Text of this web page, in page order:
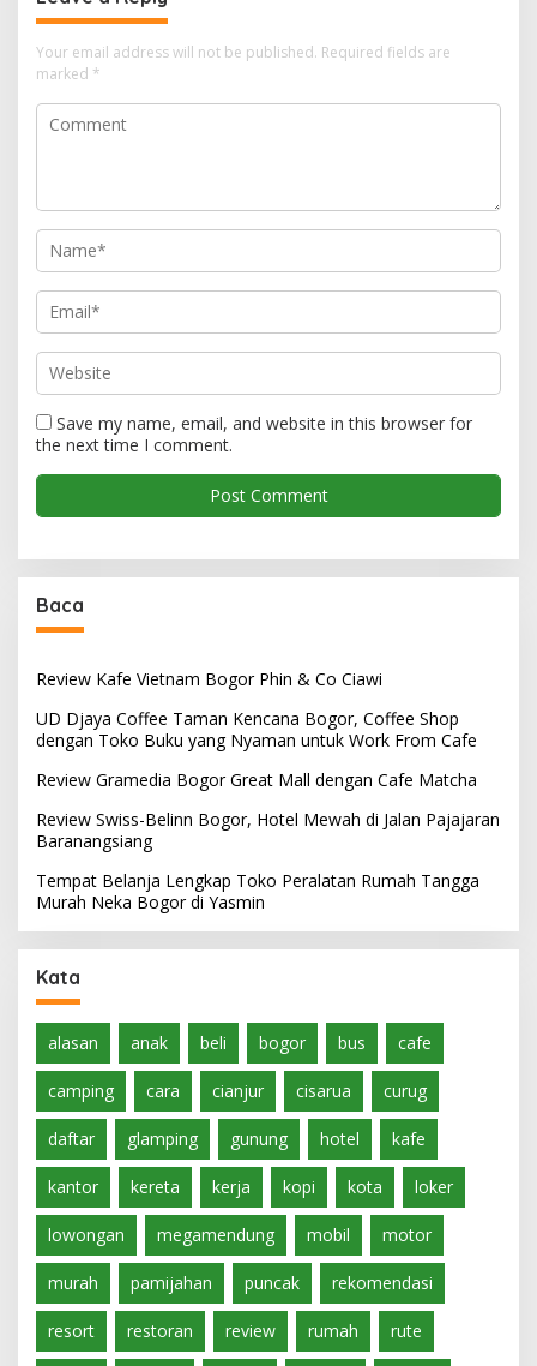
Your email address will not be published. Required fields are
marked *
Save my name, email, and website in this browser for
the next time I comment.
Baca
Review Kafe Vietnam Bogor Phin & Co Ciawi
UD Djaya Coffee Taman Kencana Bogor, Coffee Shop
dengan Toko Buku yang Nyaman untuk Work From Cafe
Review Gramedia Bogor Great Mall dengan Cafe Matcha
Review Swiss-Belinn Bogor, Hotel Mewah di Jalan Pajajaran
Baranangsiang
Tempat Belanja Lengkap Toko Peralatan Rumah Tangga
Murah Neka Bogor di Yasmin
Kata
alasan anak beli bogor bus cafe
camping cara cianjur cisarua curug
daftar glamping gunung hotel kafe
kantor kereta kerja kopi kota loker
lowongan megamendung mobil motor
murah pamijahan puncak rekomendasi
resort restoran review rumah rute